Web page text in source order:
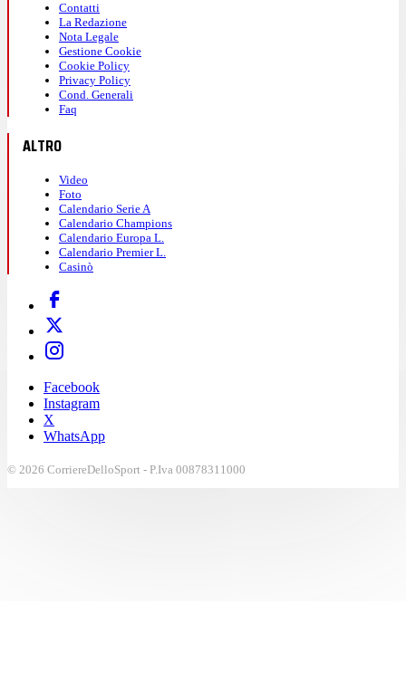
Contatti
La Redazione
Nota Legale
Gestione Cookie
Cookie Policy
Privacy Policy
Cond. Generali
Faq
ALTRO
Video
Foto
Calendario Serie A
Calendario Champions
Calendario Europa L.
Calendario Premier L.
Casinò
Facebook
Instagram
X
WhatsApp
© 2026 CorriereDelloSport - P.Iva 00878311000